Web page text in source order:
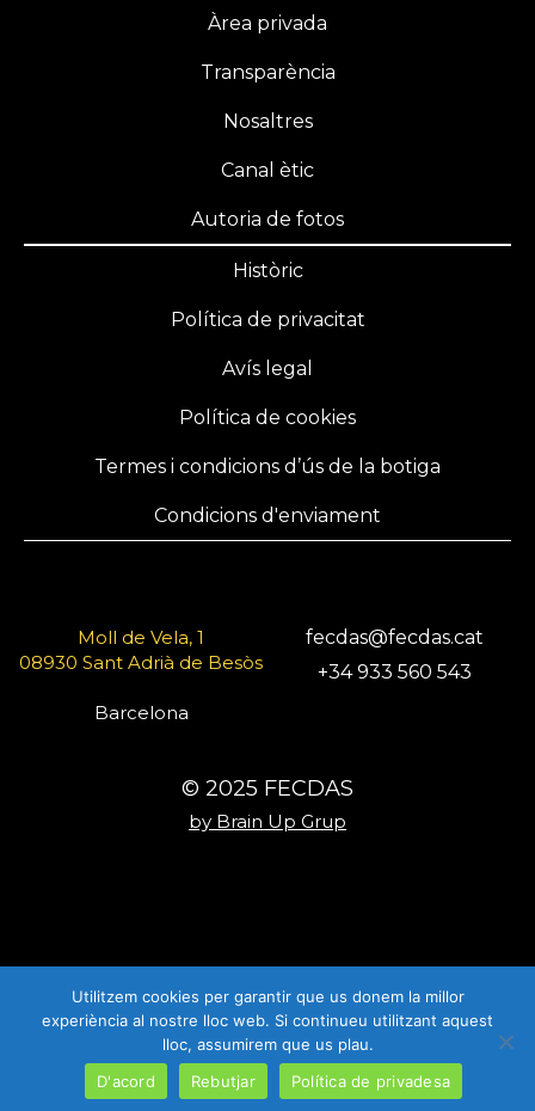
Àrea privada
Transparència
Nosaltres
Canal ètic
Autoria de fotos
Històric
Política de privacitat
Avís legal
Política de cookies
Termes i condicions d’ús de la botiga
Condicions d'enviament
Moll de Vela, 1
08930 Sant Adrià de Besòs
Barcelona
fecdas@fecdas.cat
+34 933 560 543
© 2025 FECDAS
by Brain Up Grup
Utilitzem cookies per garantir que us donem la millor
experiència al nostre lloc web. Si continueu utilitzant aquest
lloc, assumirem que us plau.
D'acord
Rebutjar Política de privadesa